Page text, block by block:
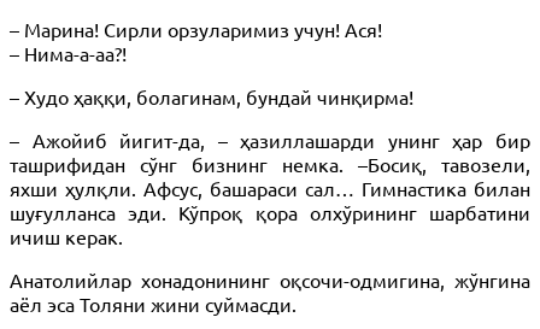
– Марина! Сирли орзуларимиз учун! Ася!
– Нима-а-аа?!
– Худо ҳаққи, болагинам, бундай чинқирма!
– Ажойиб йигит-да, – ҳазиллашарди унинг ҳар бир
ташрифидан сўнг бизнинг немка. –Босиқ, тавозели,
яхши ҳулқли. Афсус, башараси сал… Гимнастика билан
шуғулланса эди. Кўпроқ қора олхўрининг шарбатини
ичиш керак.
Анатолийлар хонадонининг оқсочи-одмигина, жўнгина
аёл эса Толяни жини суймасди.